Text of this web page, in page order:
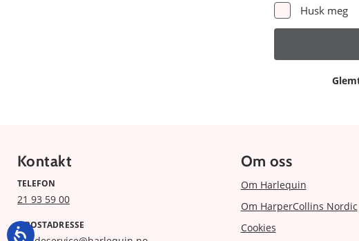
Husk meg
Kontakt
TELEFON
21 93 59 00
E-POSTADRESSE
Om oss
Om Harlequin
Om HarperCollins Nordic
Cookies